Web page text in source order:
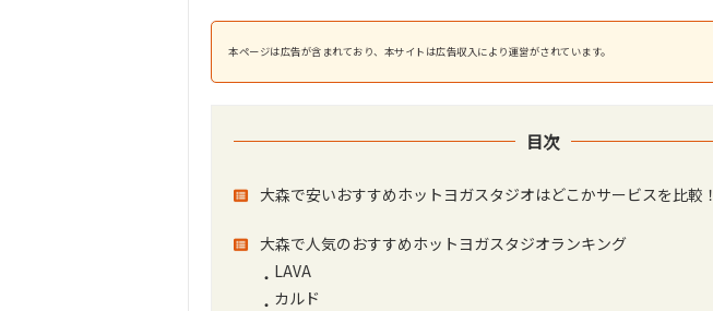
本ページは広告が含まれており、本サイトは広告収入により運営がされています。
目次
大森で安いおすすめホットヨガスタジオはどこかサービスを比較！
大森で人気のおすすめホットヨガスタジオランキング
LAVA
カルド